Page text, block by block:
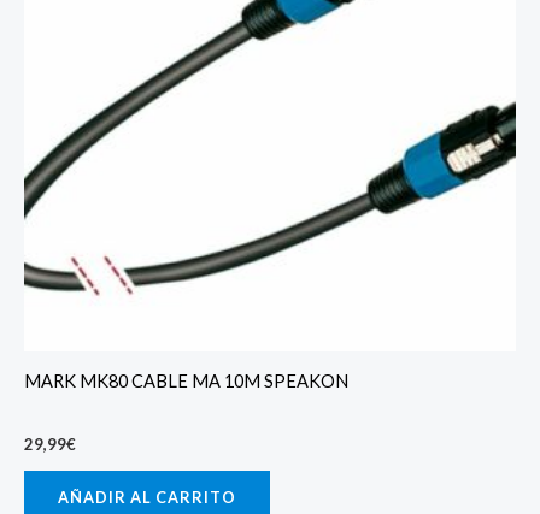
MARK MK80 CABLE MA 10M SPEAKON
29,99€
AÑADIR AL CARRITO